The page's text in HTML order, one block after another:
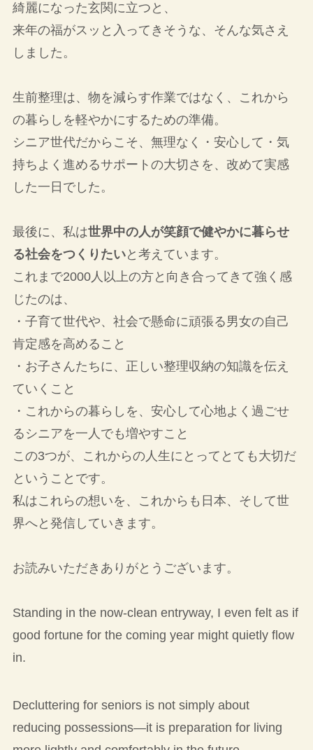
綺麗になった玄関に立つと、
来年の福がスッと入ってきそうな、そんな気さえ
しました。
生前整理は、物を減らす作業ではなく、これから
の暮らしを軽やかにするための準備。
シニア世代だからこそ、無理なく・安心して・気
持ちよく進めるサポートの大切さを、改めて実感
した一日でした。
最後に、私は世界中の人が笑顔で健やかに暮らせ
る社会をつくりたいと考えています。
これまで2000人以上の方と向き合ってきて強く感
じたのは、
・子育て世代や、社会で懸命に頑張る男女の自己
肯定感を高めること
・お子さんたちに、正しい整理収納の知識を伝え
ていくこと
・これからの暮らしを、安心して心地よく過ごせ
るシニアを一人でも増やすこと
この3つが、これからの人生にとってとても大切だ
ということです。
私はこれらの想いを、これからも日本、そして世
界へと発信していきます。
お読みいただきありがとうございます。
Standing in the now-clean entryway, I even felt as if
good fortune for the coming year might quietly flow
in.
Decluttering for seniors is not simply about
reducing possessions—it is preparation for living